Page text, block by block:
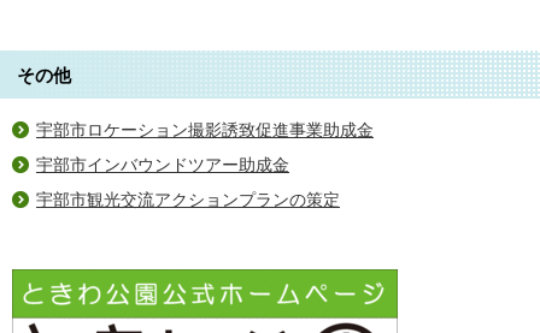
その他
宇部市ロケーション撮影誘致促進事業助成金
宇部市インバウンドツアー助成金
宇部市観光交流アクションプランの策定